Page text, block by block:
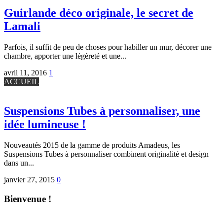
Guirlande déco originale, le secret de
Lamali
Parfois, il suffit de peu de choses pour habiller un mur, décorer une
chambre, apporter une légèreté et une...
avril 11, 2016 1
ACCUEIL
Suspensions Tubes à personnaliser, une
idée lumineuse !
Nouveautés 2015 de la gamme de produits Amadeus, les
Suspensions Tubes à personnaliser combinent originalité et design
dans un...
janvier 27, 2015 0
Bienvenue !